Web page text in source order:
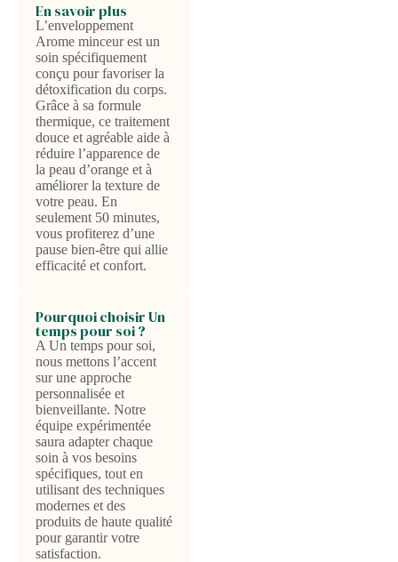
En savoir plus
L’enveloppement
Arome minceur est un
soin spécifiquement
conçu pour favoriser la
détoxification du corps.
Grâce à sa formule
thermique, ce traitement
douce et agréable aide à
réduire l’apparence de
la peau d’orange et à
améliorer la texture de
votre peau. En
seulement 50 minutes,
vous profiterez d’une
pause bien-être qui allie
efficacité et confort.
Pourquoi choisir Un
temps pour soi ?
A Un temps pour soi,
nous mettons l’accent
sur une approche
personnalisée et
bienveillante. Notre
équipe expérimentée
saura adapter chaque
soin à vos besoins
spécifiques, tout en
utilisant des techniques
modernes et des
produits de haute qualité
pour garantir votre
satisfaction.